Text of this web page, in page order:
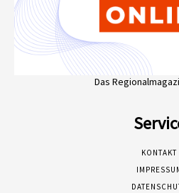
Das
KONTAKT